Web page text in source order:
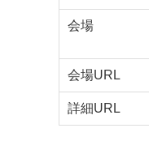
会場
会場URL
詳細URL